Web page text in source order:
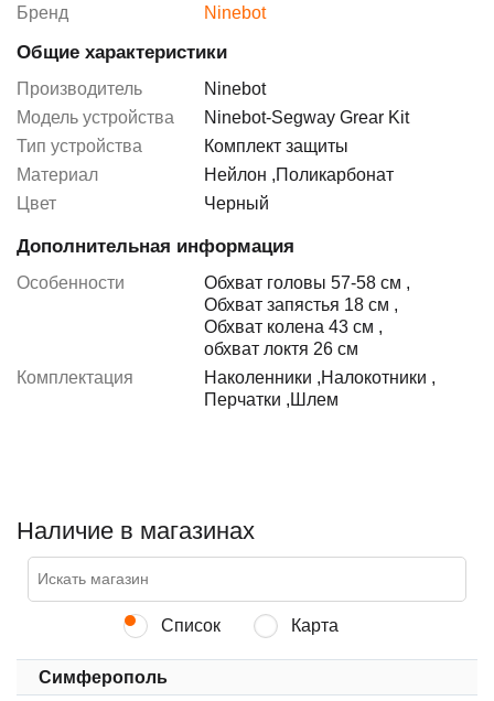
Бренд Ninebot
Общие характеристики
Производитель
Ninebot
Модель устройства
Ninebot-Segway Grear Kit
Тип устройства
Комплект защиты
Материал
Нейлон ,Поликарбонат
Цвет
Черный
Дополнительная информация
Особенности Обхват головы 57-58 см ,
Обхват запястья 18 см ,
Обхват колена 43 см ,
обхват локтя 26 см
Комплектация
Наколенники ,Налокотники ,
Перчатки , Шлем
Наличие в магазинах
Список Карта
Симферополь